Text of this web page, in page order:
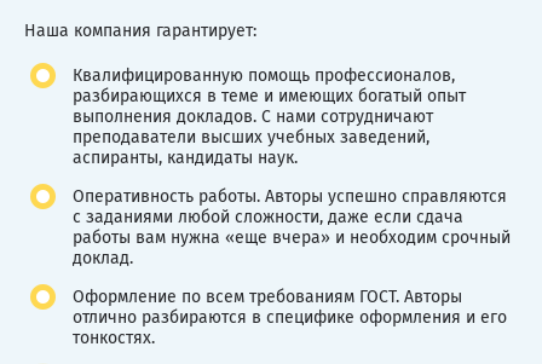
Наша компания гарантирует:
Квалифицированную помощь профессионалов,
разбирающихся в теме и имеющих богатый опыт
выполнения докладов. С нами сотрудничают
преподаватели высших учебных заведений,
аспиранты, кандидаты наук.
Оперативность работы. Авторы успешно справляются
с заданиями любой сложности, даже если сдача
работы вам нужна «еще вчера» и необходим срочный
доклад.
Оформление по всем требованиям ГОСТ. Авторы
отлично разбираются в специфике оформления и его
тонкостях.